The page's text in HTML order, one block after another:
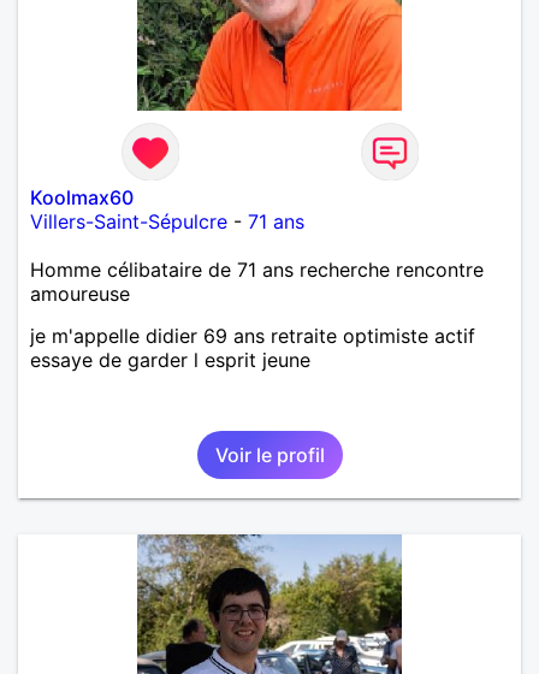
Koolmax60
Villers-Saint-Sépulcre - 71 ans
Homme célibataire de 71 ans recherche rencontre
amoureuse
je m'appelle didier 69 ans retraite optimiste actif
essaye de garder l esprit jeune
Voir le profil